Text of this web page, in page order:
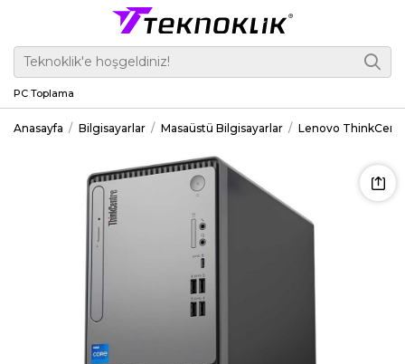
PC Toplama
Anasayfa Bilgisayarlar Masaüstü Bilgisayarlar Lenovo